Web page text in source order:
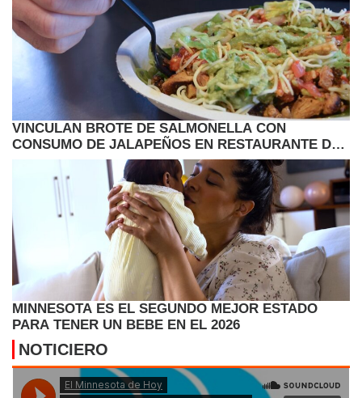
VINCULAN BROTE DE SALMONELLA CON
CONSUMO DE JALAPEÑOS EN RESTAURANTE DE
COMIDA RAPIDA
MINNESOTA ES EL SEGUNDO MEJOR ESTADO
PARA TENER UN BEBE EN EL 2026
NOTICIERO